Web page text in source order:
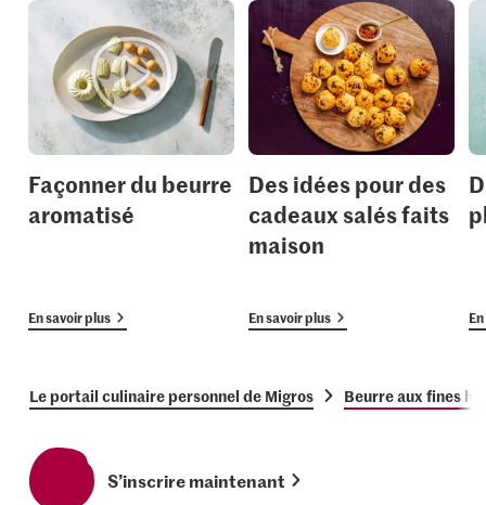
Façonner du beurre
aromatisé
En savoir plus
Des idées pour des
cadeaux salés faits
maison
En savoir plus
Le portail culinaire personnel de Migros Beurre aux fines
S’inscrire maintenant